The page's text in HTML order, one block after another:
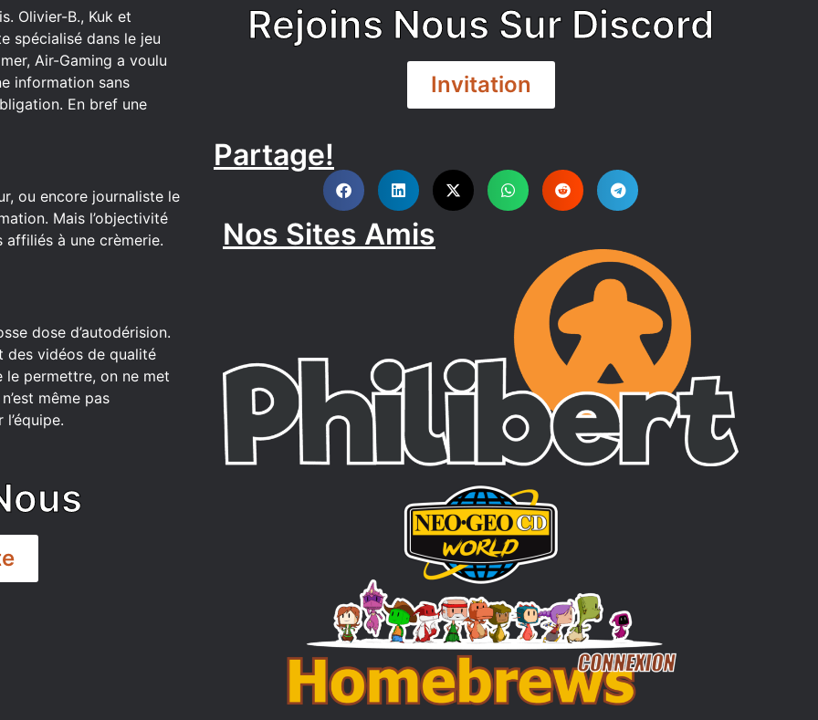
Olivier-B., Kuk et
spécialisé dans le jeu
Air-Gaming a voulu
information sans
En bref une
ou encore journaliste le
Mais l’objectivité
à une crèmerie.
dose d’autodérision.
des vidéos de qualité
le permettre, on ne met
même pas
Rejoins Nous Sur Discord
Invitation
DISCORD
Partage!
Nos Sites Amis